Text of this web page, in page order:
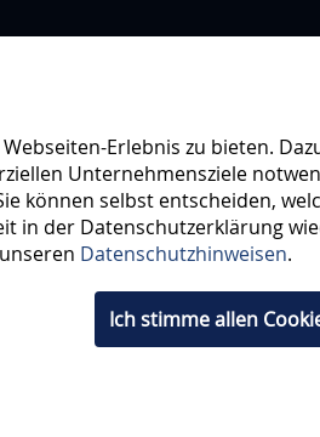
WIR
SHOP FANS
Erlebnis zu bieten.
Unternehmensziele
können selbst entscheiden,
in der Datenschutzerklärung
Datenschutzhinweisen.
Ich stimme allen